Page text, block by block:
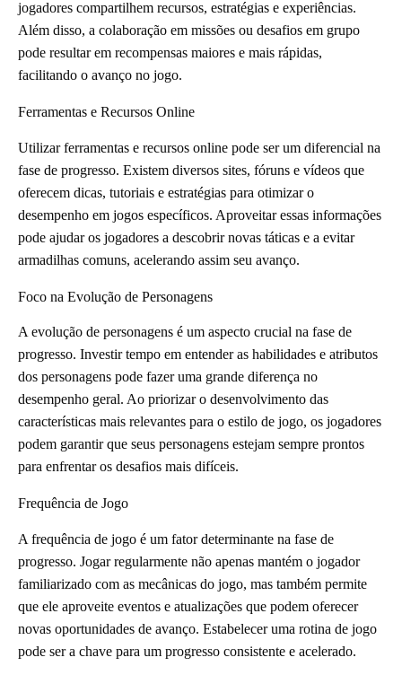
jogadores compartilhem recursos, estratégias e experiências.
Além disso, a colaboração em missões ou desafios em grupo
pode resultar em recompensas maiores e mais rápidas,
facilitando o avanço no jogo.
Ferramentas e Recursos Online
Utilizar ferramentas e recursos online pode ser um diferencial na
fase de progresso. Existem diversos sites, fóruns e vídeos que
oferecem dicas, tutoriais e estratégias para otimizar o
desempenho em jogos específicos. Aproveitar essas informações
pode ajudar os jogadores a descobrir novas táticas e a evitar
armadilhas comuns, acelerando assim seu avanço.
Foco na Evolução de Personagens
A evolução de personagens é um aspecto crucial na fase de
progresso. Investir tempo em entender as habilidades e atributos
dos personagens pode fazer uma grande diferença no
desempenho geral. Ao priorizar o desenvolvimento das
características mais relevantes para o estilo de jogo, os jogadores
podem garantir que seus personagens estejam sempre prontos
para enfrentar os desafios mais difíceis.
Frequência de Jogo
A frequência de jogo é um fator determinante na fase de
progresso. Jogar regularmente não apenas mantém o jogador
familiarizado com as mecânicas do jogo, mas também permite
que ele aproveite eventos e atualizações que podem oferecer
novas oportunidades de avanço. Estabelecer uma rotina de jogo
pode ser a chave para um progresso consistente e acelerado.